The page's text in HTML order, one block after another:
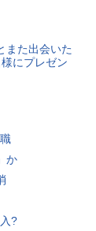
また出会いた
にプレゼン
か
?